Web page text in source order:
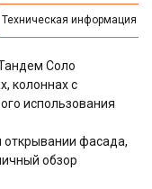
Техническая информация
Соло
колоннах с
использования
фасада,
обзор